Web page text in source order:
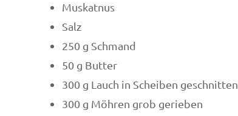
Muskatnus
Salz
250 g Schmand
50 g Butter
300 g Lauch in Scheiben geschnitten
300 g Möhren grob gerieben